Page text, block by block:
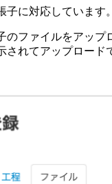
子に対応しています。
のファイルをアップ
されてアップロード